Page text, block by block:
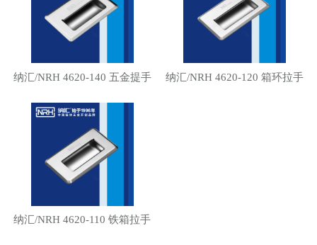
纳汇/NRH 4620-140 五金提手 纳汇/NRH 4620-120 箱环拉手
纳汇/NRH 4620-110 铁箱拉手